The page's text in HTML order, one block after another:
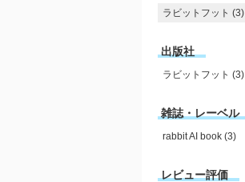
ラビットフット (3)
出版社
ラビットフット (3)
雑誌・レーベル
rabbit AI book (3)
レビュー評価